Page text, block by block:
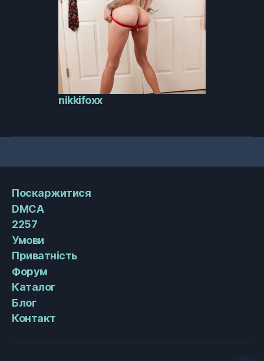
nikkifoxx
Поскаржитися
DMCA
2257
Умови
Приватність
Форум
Каталог
Блог
Контакт